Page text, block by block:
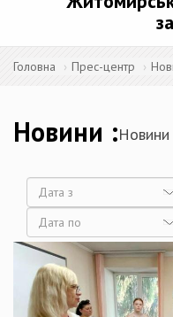
Головна Прес-центр
Новини Новини
Дата
Дата